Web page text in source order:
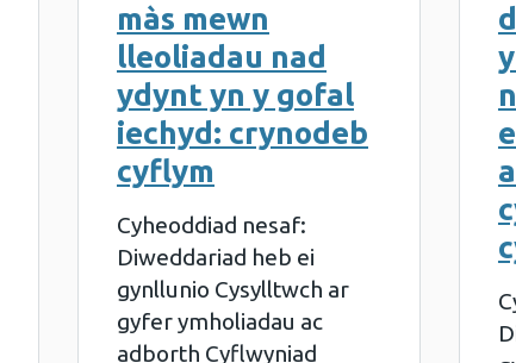
màs mewn
lleoliadau nad
ydynt yn y gofal
iechyd: crynodeb
cyflym
Cyheoddiad nesaf:
Diweddariad heb ei
gynllunio Cysylltwch ar
gyfer ymholiadau ac
adborth Cyflwyniad